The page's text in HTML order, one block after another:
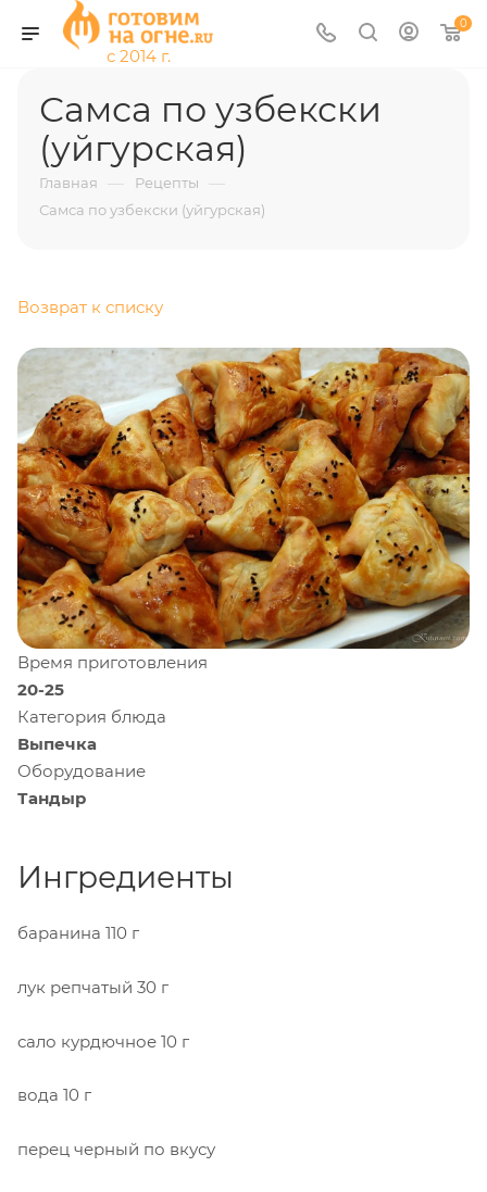
0
Самса по узбекски
(уйгурская)
Главная — Рецепты —
Самса по узбекски (уйгурская)
Возврат к списку
Время приготовления
20-25
Категория блюда
Выпечка
Оборудование
Тандыр
Ингредиенты
баранина 110 г
лук репчатый 30 г
сало курдючное 10 г
вода 10 г
перец черный по вкусу